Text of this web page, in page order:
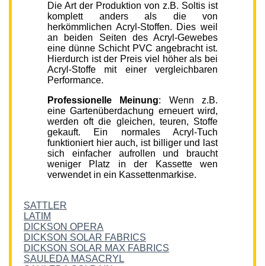
Die Art der Produktion von z.B. Soltis ist
komplett anders als die von
herkömmlichen Acryl-Stoffen. Dies weil
an beiden Seiten des Acryl-Gewebes
eine dünne Schicht PVC angebracht ist.
Hierdurch ist der Preis viel höher als bei
Acryl-Stoffe mit einer vergleichbaren
Performance.
Professionelle Meinung: Wenn z.B.
eine Gartenüberdachung erneuert wird,
werden oft die gleichen, teuren, Stoffe
gekauft. Ein normales Acryl-Tuch
funktioniert hier auch, ist billiger und last
sich einfacher aufrollen und braucht
weniger Platz in der Kassette wen
verwendet in ein Kassettenmarkise.
SATTLER
LATIM
DICKSON OPERA
DICKSON SOLAR FABRICS
DICKSON SOLAR MAX FABRICS
SAULEDA MASACRYL